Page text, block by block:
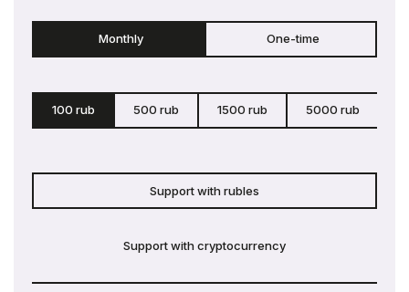
Monthly One-time
100 rub 500 rub 1500 rub 5000 rub
Support with rubles
Support with cryptocurrency